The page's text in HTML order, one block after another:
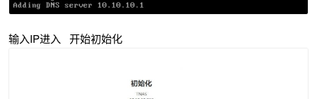
输入IP进入 开始初始化